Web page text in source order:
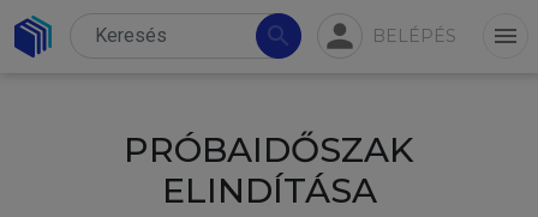
search person BELÉPÉS menu
PRÓBAIDŐSZAK
ELINDÍTÁSA